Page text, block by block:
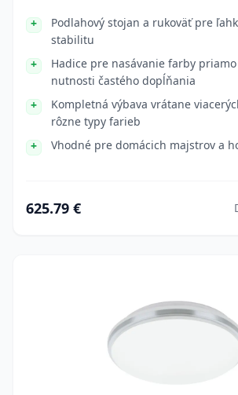
Podlahový stojan a rukoväť pre
stabilitu
Hadice pre nasávanie farby
nutnosti častého dopĺňania
Kompletná výbava vrátane
rôzne typy farieb
Vhodné pre domácich majstrov a
625.79 €